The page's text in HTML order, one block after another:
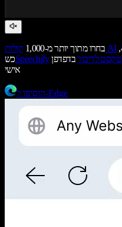
בחרו מתוך יותר מ-1,000 קולות AIוהאזינו במהירות של עד פי 4.5,
כשSpeechify טקסט לדיבורבדפדפן Edge וגם עונה על שאלות כמו עוזר
אישי
הוסיפו ל-Edge